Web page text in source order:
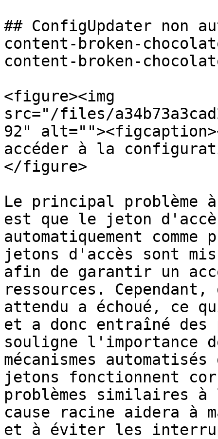
## ConfigUpdater non
content-broken-
content-broken-
<figure><img
src="/files/
92"
accéder à la
</figure>
Le principal problème
est que le jeton
automatiquement
jetons d'accès sont
afin de garantir un
ressources.
attendu a échoué, ce
et a donc entraîné des
souligne l'importance
mécanismes
jetons fonctionnent
problèmes similaires
cause racine aidera à
et à éviter les